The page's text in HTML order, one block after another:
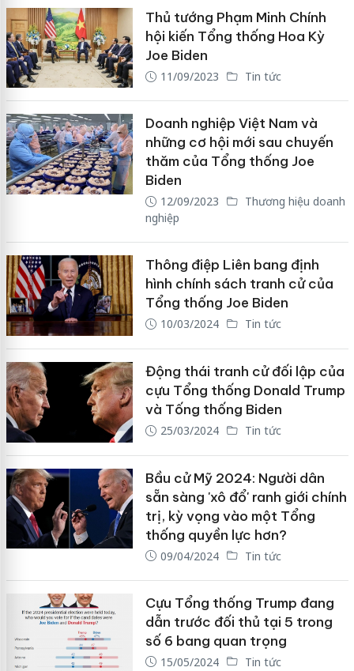
Thủ tướng Phạm Minh Chính
hội kiến Tổng thống Hoa Kỳ
Joe Biden
11/09/2023 Tin tức
Doanh nghiệp Việt Nam và
những cơ hội mới sau chuyến
thăm của Tổng thống Joe
Biden
12/09/2023
Thương hiệu doanh
nghiệp
Thông điệp Liên bang định
hình chính sách tranh cử của
Tổng thống Joe Biden
10/03/2024 Tin tức
Động thái tranh cử đối lập của
cựu Tổng thống Donald Trump
và Tống thống Biden
25/03/2024 Tin tức
Bầu cử Mỹ 2024: Người dân
sẵn sàng 'xô đổ' ranh giới chính
trị, kỳ vọng vào một Tổng
thống quyền lực hơn?
09/04/2024 Tin tức
Cựu Tổng thống Trump đang
dẫn trước đối thủ tại 5 trong
số 6 bang quan trọng
15/05/2024 Tin tức